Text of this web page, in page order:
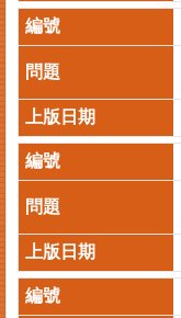
詢
便
民
服
務
法
規
查
詢
統
計